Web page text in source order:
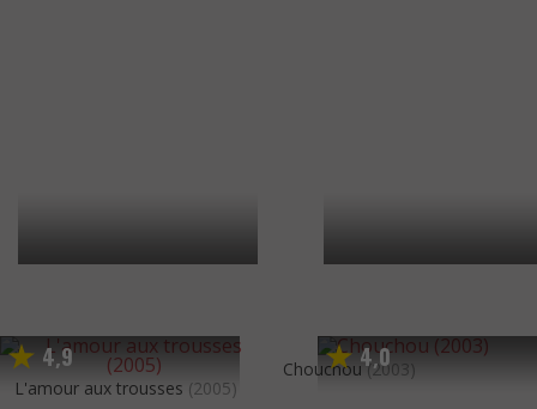
4,9
L'amour aux trousses (2005)
4,0
Chouchou (2003)